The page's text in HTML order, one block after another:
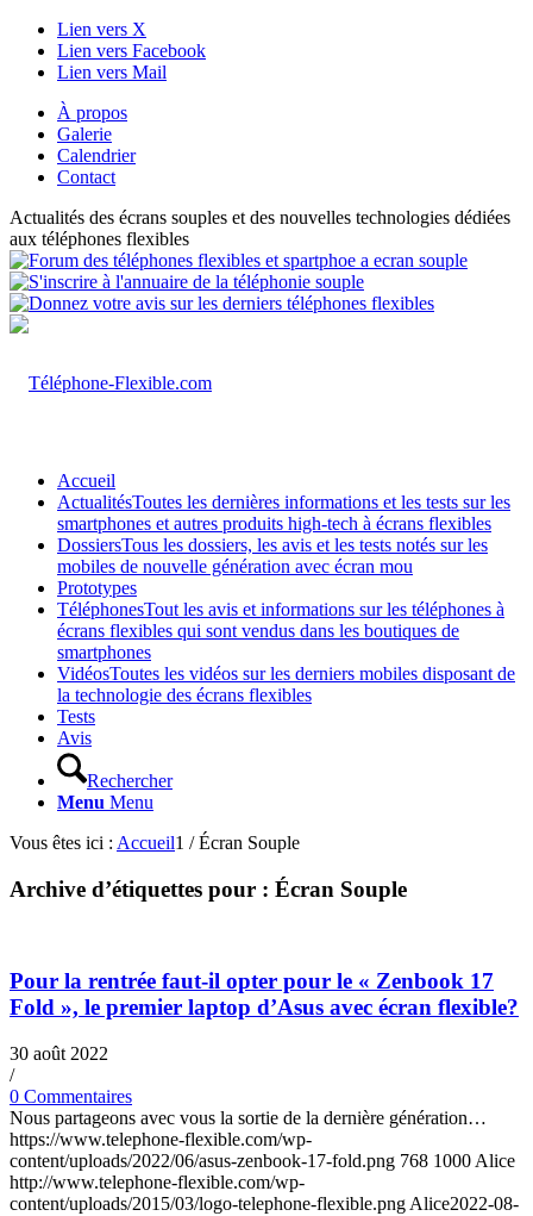
Lien vers X
Lien vers Facebook
Lien vers Mail
À propos
Galerie
Calendrier
Contact
Actualités des écrans souples et des nouvelles technologies dédiées
aux téléphones flexibles
Accueil
ActualitésToutes les dernières informations et les tests sur les
smartphones et autres produits high-tech à écrans flexibles
DossiersTous les dossiers, les avis et les tests notés sur les
mobiles de nouvelle génération avec écran mou
Prototypes
TéléphonesTout les avis et informations sur les téléphones à
écrans flexibles qui sont vendus dans les boutiques de
smartphones
VidéosToutes les vidéos sur les derniers mobiles disposant de
la technologie des écrans flexibles
Tests
Avis
Rechercher
Menu Menu
Vous êtes ici : Accueil1 / Écran Souple
Archive d’étiquettes pour : Écran Souple
Pour la rentrée faut-il opter pour le « Zenbook 17
Fold », le premier laptop d’Asus avec écran flexible?
30 août 2022
/
0 Commentaires
Nous partageons avec vous la sortie de la dernière génération…
https://www.telephone-flexible.com/wp-
content/uploads/2022/06/asus-zenbook-17-fold.png 768 1000 Alice
http://www.telephone-flexible.com/wp-
content/uploads/2015/03/logo-telephone-flexible.png Alice2022-08-